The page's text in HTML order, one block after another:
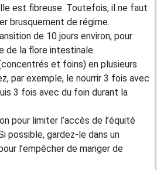
est fibreuse. Toutefois, il ne faut
brusquement de régime.
de 10 jours environ, pour
de la flore intestinale.
et foins) en plusieurs
par exemple, le nourrir 3 fois avec
3 fois avec du foin durant la
pour limiter l’accès de l’équité
possible, gardez-le dans un
l’empêcher de manger de